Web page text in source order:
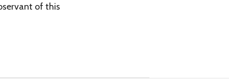
of this